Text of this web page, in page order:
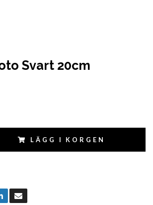
Svart 20cm
LÄGG I KORGEN